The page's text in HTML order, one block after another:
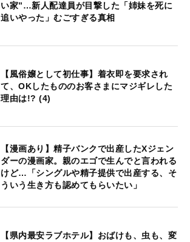
い家”…新人配達員が目撃した「姉妹を死に
追いやった」むごすぎる真相
【風俗嬢として初仕事】着衣即を要求され
て、OKしたもののお客さまにマジギレした
理由は!? (4)
【漫画あり】精子バンクで出産したXジェン
ダーの漫画家。親のエゴで生んでと言われる
けど…「シングルや精子提供で出産する、そ
ういう生き方も認めてもらいたい」
【県内最安ラブホテル】おばけも、虫も、変